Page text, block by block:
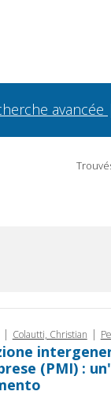
avancée
| Colautti, Christian |
(PMI) :